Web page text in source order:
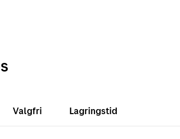
Valgfri Lagringstid